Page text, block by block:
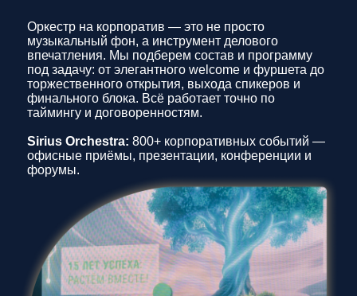
Оркестр на корпоратив — это не просто
музыкальный фон, а инструмент делового
впечатления. Мы подберем состав и программу
под задачу: от элегантного welcome и фуршета до
торжественного открытия, выхода спикеров и
финального блока. Всё работает точно по
таймингу и договоренностям.
Sirius Orchestra: 800+ корпоративных событий —
офисные приёмы, презентации, конференции и
форумы.